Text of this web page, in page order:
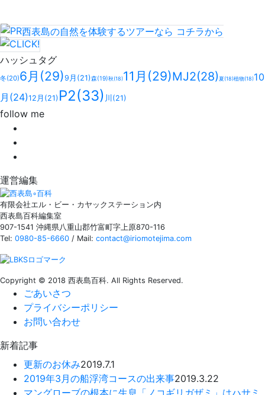
西表島の自然を体験するツアーなら コチラから
ハッシュタグ
冬(20)6月 (29)9月 (21)森(19)秋(18)11月 (29)MJ2(28)夏(18)植物(18)10
月 (24)12月 (21) P2(33) 川 (21)
follow me
運営編集
有限会社エル・ビー・カヤックステーション内
西表島百科編集室
907-1541 沖縄県八重山郡竹富町字上原870-116
Tel: 0980-85-6660 / Mail: contact@iriomotejima.com
Copyright © 2018 西表島百科. All Rights Reserved.
ごあいさつ
プライバシーポリシー
お問い合わせ
新着記事
更新のお休み2019.7.1
2019年3月の船浮湾コースの出来事2019.3.22
マングローブの根本に生息「ノコギリガザミ」はハサミ